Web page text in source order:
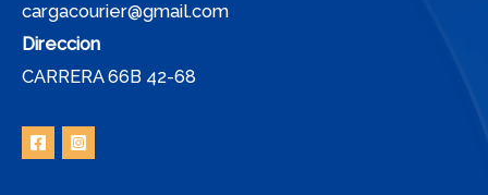
cargacourier@gmail.com
Direccion
CARRERA 66B 42-68